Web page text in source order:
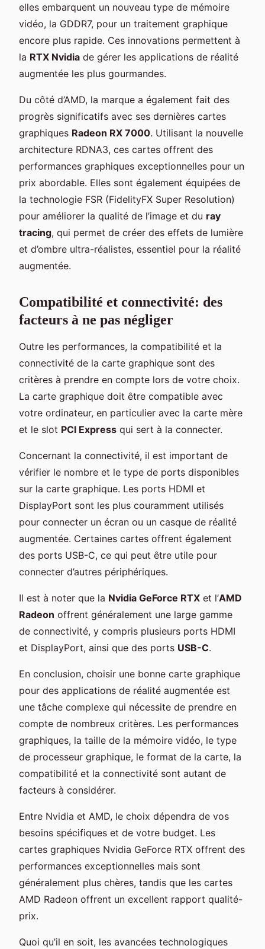
elles embarquent un nouveau type de mémoire
vidéo, la GDDR7, pour un traitement graphique
encore plus rapide. Ces innovations permettent à
la RTX Nvidia de gérer les applications de réalité
augmentée les plus gourmandes.
Du côté d’AMD, la marque a également fait des
progrès significatifs avec ses dernières cartes
graphiques Radeon RX 7000. Utilisant la nouvelle
architecture RDNA3, ces cartes offrent des
performances graphiques exceptionnelles pour un
prix abordable. Elles sont également équipées de
la technologie FSR (FidelityFX Super Resolution)
pour améliorer la qualité de l’image et du ray
tracing, qui permet de créer des effets de lumière
et d’ombre ultra-réalistes, essentiel pour la réalité
augmentée.
Compatibilité et connectivité: des
facteurs à ne pas négliger
Outre les performances, la compatibilité et la
connectivité de la carte graphique sont des
critères à prendre en compte lors de votre choix.
La carte graphique doit être compatible avec
votre ordinateur, en particulier avec la carte mère
et le slot PCI Express qui sert à la connecter.
Concernant la connectivité, il est important de
vérifier le nombre et le type de ports disponibles
sur la carte graphique. Les ports HDMI et
DisplayPort sont les plus couramment utilisés
pour connecter un écran ou un casque de réalité
augmentée. Certaines cartes offrent également
des ports USB-C, ce qui peut être utile pour
connecter d’autres périphériques.
Il est à noter que la Nvidia GeForce RTX et l’AMD
Radeon offrent généralement une large gamme
de connectivité, y compris plusieurs ports HDMI
et DisplayPort, ainsi que des ports USB-C.
En conclusion, choisir une bonne carte graphique
pour des applications de réalité augmentée est
une tâche complexe qui nécessite de prendre en
compte de nombreux critères. Les performances
graphiques, la taille de la mémoire vidéo, le type
de processeur graphique, le format de la carte, la
compatibilité et la connectivité sont autant de
facteurs à considérer.
Entre Nvidia et AMD, le choix dépendra de vos
besoins spécifiques et de votre budget. Les
cartes graphiques Nvidia GeForce RTX offrent des
performances exceptionnelles mais sont
généralement plus chères, tandis que les cartes
AMD Radeon offrent un excellent rapport qualité-
prix.
Quoi qu’il en soit, les avancées technologiques